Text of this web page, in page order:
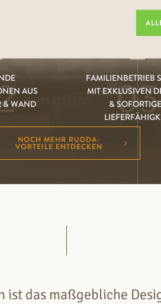
AUS
& WAND
FAMILIENBETRIEB
MIT EXKLUSIVEN
&03
NOCH MEHR RUDDA-
VORTEILE ENTDECKEN
ist das maßgebliche